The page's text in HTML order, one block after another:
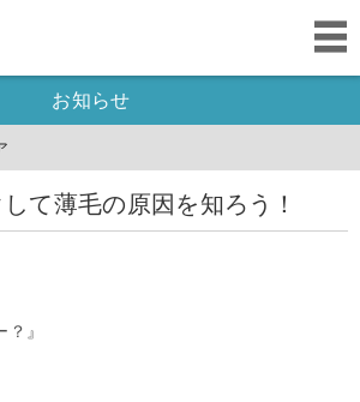
お知らせ
て薄毛の原因を知ろう！
』